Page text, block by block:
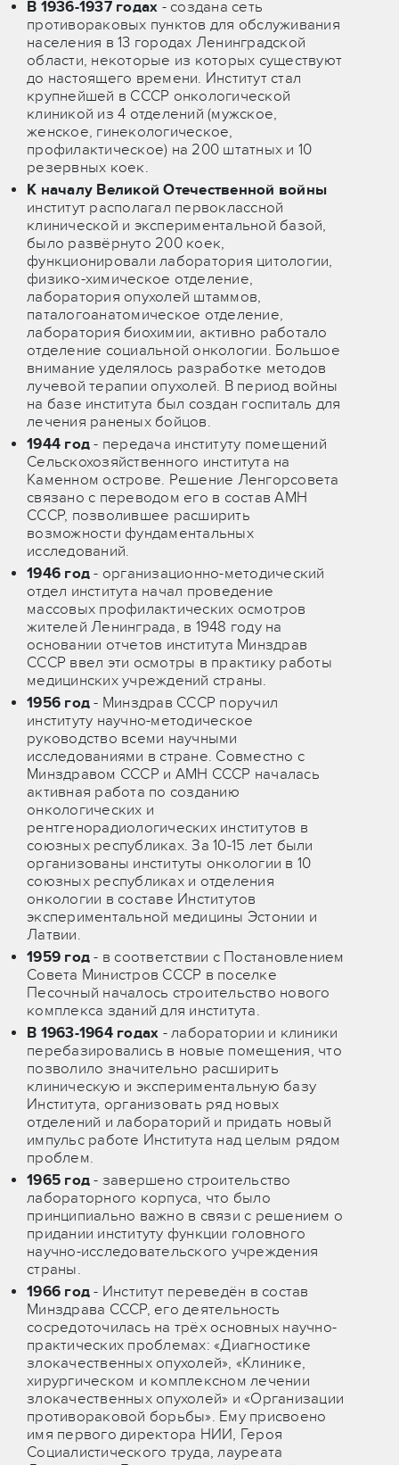
В 1936-1937 годах - создана сеть
противораковых пунктов для обслуживания
населения в 13 городах Ленинградской
области, некоторые из которых существуют
до настоящего времени. Институт стал
крупнейшей в СССР онкологической
клиникой из 4 отделений (мужское,
женское, гинекологическое,
профилактическое) на 200 штатных и 10
резервных коек.
К началу Великой Отечественной войны
институт располагал первоклассной
клинической и экспериментальной базой,
было развёрнуто 200 коек,
функционировали лаборатория цитологии,
физико-химическое отделение,
лаборатория опухолей штаммов,
паталогоанатомическое отделение,
лаборатория биохимии, активно работало
отделение социальной онкологии. Большое
внимание уделялось разработке методов
лучевой терапии опухолей. В период войны
на базе института был создан госпиталь для
лечения раненых бойцов.
1944 год - передача институту помещений
Сельскохозяйственного института на
Каменном острове. Решение Ленгорсовета
связано с переводом его в состав АМН
СССР, позволившее расширить
возможности фундаментальных
исследований.
1946 год - организационно-методический
отдел института начал проведение
массовых профилактических осмотров
жителей Ленинграда, в 1948 году на
основании отчетов института Минздрав
СССР ввел эти осмотры в практику работы
медицинских учреждений страны.
1956 год - Минздрав СССР поручил
институту научно-методическое
руководство всеми научными
исследованиями в стране. Совместно с
Минздравом СССР и АМН СССР началась
активная работа по созданию
онкологических и
рентгенорадиологических институтов в
союзных республиках. За 10-15 лет были
организованы институты онкологии в 10
союзных республиках и отделения
онкологии в составе Институтов
экспериментальной медицины Эстонии и
Латвии.
1959 год - в соответствии с Постановлением
Совета Министров СССР в поселке
Песочный началось строительство нового
комплекса зданий для института.
В 1963-1964 годах - лаборатории и клиники
перебазировались в новые помещения, что
позволило значительно расширить
клиническую и экспериментальную базу
Института, организовать ряд новых
отделений и лабораторий и придать новый
импульс работе Института над целым рядом
проблем.
1965 год - завершено строительство
лабораторного корпуса, что было
принципиально важно в связи с решением о
придании институту функции головного
научно-исследовательского учреждения
страны.
1966 год - Институт переведён в состав
Минздрава СССР, его деятельность
сосредоточилась на трёх основных научно-
практических проблемах: «Диагностике
злокачественных опухолей», «Клинике,
хирургическом и комплексном лечении
злокачественных опухолей» и «Организации
противораковой борьбы». Ему присвоено
имя первого директора НИИ, Героя
Социалистического труда, лауреата